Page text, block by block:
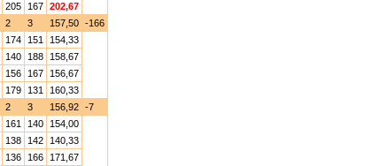
205 167 202,67
2 3 157,50 -166
174 151
154,33
140 188
158,67
156 167
156,67
179 131
160,33
2 3 156,92 -7
161 140
154,00
138 142
140,33
136 166
171,67